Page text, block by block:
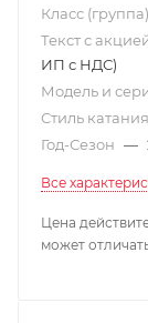
Класс
Текст с
ИП с НДС)
Модель и
Стиль катания
Год-Сезон —
Все
Цена
может